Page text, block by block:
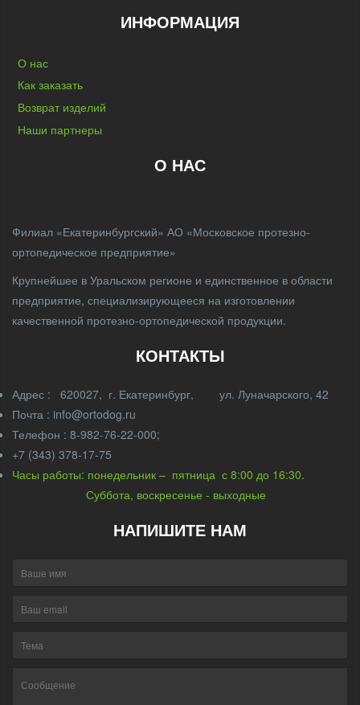
ИНФОРМАЦИЯ
О нас
Как заказать
Возврат изделий
Наши партнеры
О НАС
Филиал «Екатеринбургский» АО «Московское протезно-
ортопедическое предприятие»
Крупнейшее в Уральском регионе и единственное в области
предприятие, специализирующееся на изготовлении
качественной протезно-ортопедической продукции.
КОНТАКТЫ
Адрес : 620027, г. Екатеринбург, ул. Луначарского, 42
Почта : info@ortodog.ru
Телефон : 8-982-76-22-000;
+7 (343) 378-17-75
Часы работы: понедельник – пятница с 8:00 до 16:30.
Суббота, воскресенье - выходные
НАПИШИТЕ НАМ